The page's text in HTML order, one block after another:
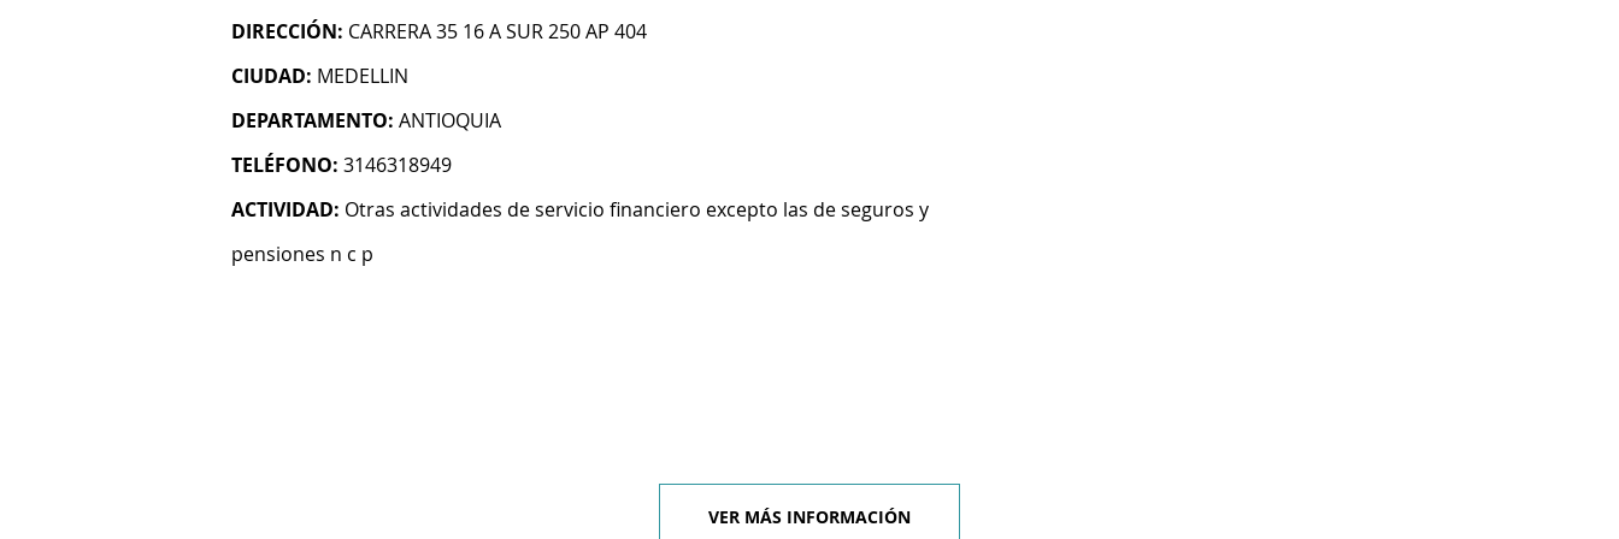
DIRECCIÓN: CARRERA 35 16 A SUR 250 AP 404
CIUDAD: MEDELLIN
DEPARTAMENTO: ANTIOQUIA
TELÉFONO: 3146318949
ACTIVIDAD: Otras actividades de servicio financiero excepto las de seguros y
pensiones n c p
VER MÁS INFORMACIÓN